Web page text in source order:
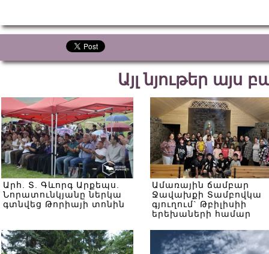
Այլ նյութեր այս
Արհ. Տ. Գևորգ Արքեպս.
Նորատունկյանը ներկա
գտնվեց Թորիայի տոնին
Ամառային ճամբար
Ջավախքի Տամբովկա
գյուղում` Թբիլիսիի
երեխաների համար